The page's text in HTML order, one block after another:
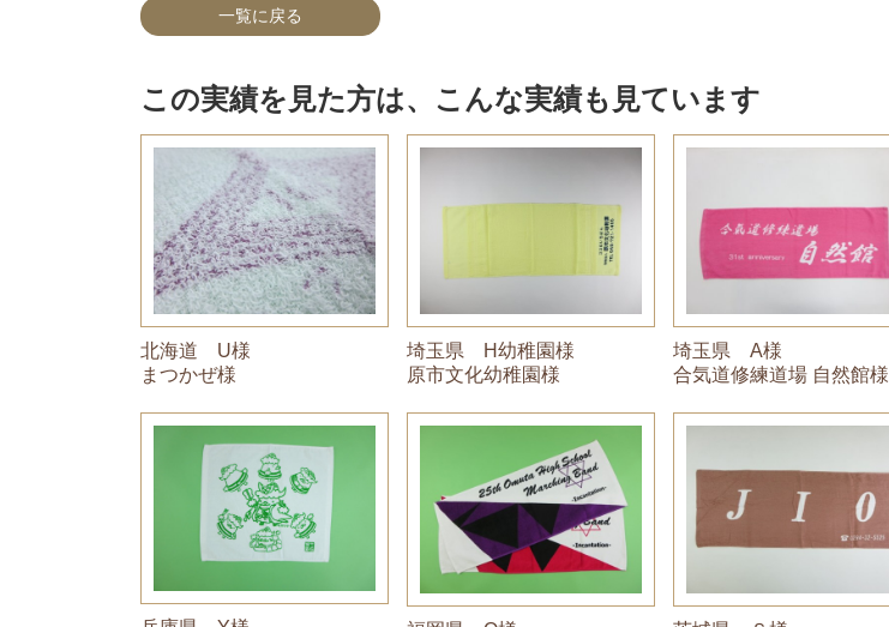
一覧に戻る
この実績を見た方は、こんな実績も見ています
北海道 U様
まつかぜ様
埼玉県 H幼稚園様
原市文化幼稚園様
埼玉県 A様
合気道修練道場 自然館様